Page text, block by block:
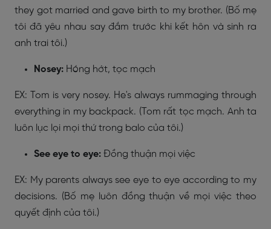
they got married and gave birth to my brother. (Bố mẹ
tôi đã yêu nhau say đắm trước khi kết hôn và sinh ra
anh trai tôi.)
Nosey: Hóng hớt, tọc mạch
EX: Tom is very nosey. He's always rummaging through
everything in my backpack. (Tom rất tọc mạch. Anh ta
luôn lục lọi mọi thứ trong balo của tôi.)
See eye to eye: Đồng thuận mọi việc
EX: My parents always see eye to eye according to my
decisions. (Bố mẹ luôn đồng thuận về mọi việc theo
quyết định của tôi.)